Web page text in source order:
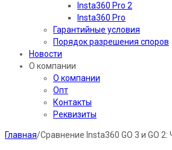
Insta360 Pro 2
Insta360 Pro
Гарантийные условия
Порядок разрешения споров
Новости
О компании
О компании
Опт
Контакты
Реквизиты
Главная/Сравнение Insta360 GO 3 и GO 2: